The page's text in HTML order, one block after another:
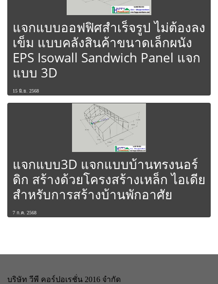
แจกแบบออฟฟิศสำเร็จรูป ไม่ต้องลง
เข็ม แบบคลังสินค้าขนาดเล็กผนัง
EPS Isowall Sandwich Panel แจก
แบบ 3D
15 มิ.ย. 2568
แจกแบบ3D แจกแบบบ้านทรงนอร์
ดิก สร้างด้วยโครงสร้างเหล็ก ไอเดีย
สำหรับการสร้างบ้านพักอาศัย
7 ก.ค. 2568
บริษัท วีพี คอร์ปอเรชั่น 2016 จำกัด